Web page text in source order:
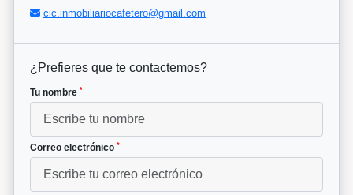
cic.inmobiliariocafetero@gmail.com
¿Prefieres que te contactemos?
Tu nombre *
Correo electrónico *